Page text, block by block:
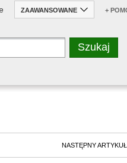
ZAAWANSOWANE +
NASTĘPNY